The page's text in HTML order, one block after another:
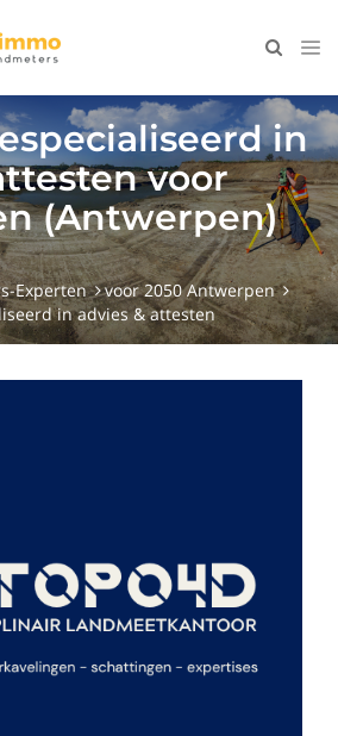
in
voor
(Antwerpen)
Experten
voor 2050 Antwerpen
in advies & attesten